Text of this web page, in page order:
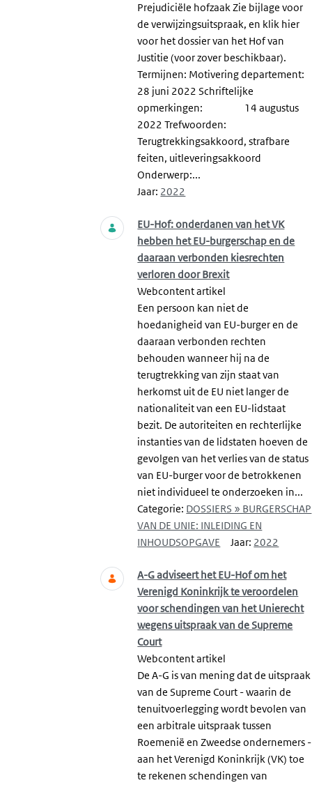
Prejudiciële hofzaak Zie bijlage voor
de verwijzingsuitspraak, en klik hier
voor het dossier van het Hof van
Justitie (voor zover beschikbaar).
Termijnen: Motivering departement:
28 juni 2022 Schriftelijke
opmerkingen: 14 augustus
2022 Trefwoorden:
Terugtrekkingsakkoord, strafbare
feiten, uitleveringsakkoord
Onderwerp:...
Jaar: 2022
EU-Hof: onderdanen van het VK
hebben het EU-burgerschap en de
daaraan verbonden kiesrechten
verloren door Brexit
Webcontent artikel
Een persoon kan niet de
hoedanigheid van EU-burger en de
daaraan verbonden rechten
behouden wanneer hij na de
terugtrekking van zijn staat van
herkomst uit de EU niet langer de
nationaliteit van een EU-lidstaat
bezit. De autoriteiten en rechterlijke
instanties van de lidstaten hoeven de
gevolgen van het verlies van de status
van EU-burger voor de betrokkenen
niet individueel te onderzoeken in...
Categorie: DOSSIERS » BURGERSCHAP
VAN DE UNIE: INLEIDING EN
INHOUDSOPGAVE
Jaar: 2022
A-G adviseert het EU-Hof om het
Verenigd Koninkrijk te veroordelen
voor schendingen van het Unierecht
wegens uitspraak van de Supreme
Court
Webcontent artikel
De A-G is van mening dat de uitspraak
van de Supreme Court - waarin de
tenuitvoerlegging wordt bevolen van
een arbitrale uitspraak tussen
Roemenië en Zweedse ondernemers -
aan het Verenigd Koninkrijk (VK) toe
te rekenen schendingen van